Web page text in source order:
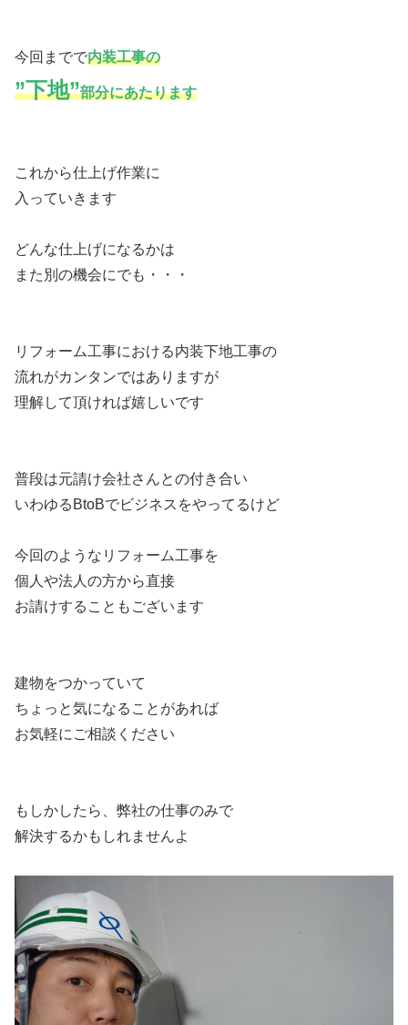
今回までで内装工事の
”下地”部分にあたります
これから仕上げ作業に
入っていきます
どんな仕上げになるかは
また別の機会にでも・・・
リフォーム工事における内装下地工事の
流れがカンタンではありますが
理解して頂ければ嬉しいです
普段は元請け会社さんとの付き合い
いわゆるBtoBでビジネスをやってるけど
今回のようなリフォーム工事を
個人や法人の方から直接
お請けすることもございます
建物をつかっていて
ちょっと気になることがあれば
お気軽にご相談ください
もしかしたら、弊社の仕事のみで
解決するかもしれませんよ